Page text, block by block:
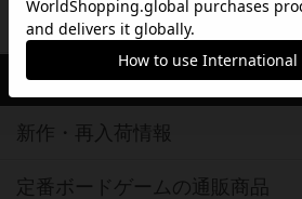
ボドゲーマご利用案内
ボードゲーム通販
新作・再入荷情報
定番ボードゲームの通販商品